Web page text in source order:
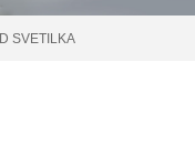
SVETILKA